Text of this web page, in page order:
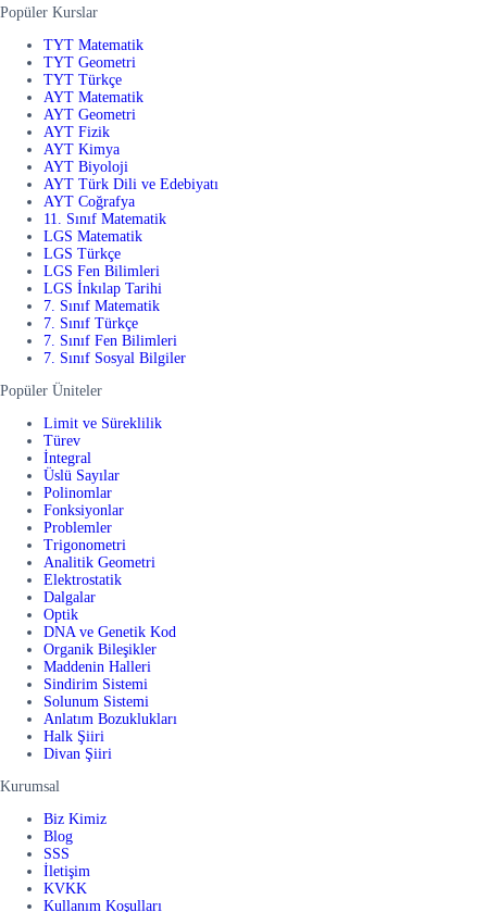
Popüler Kurslar
TYT Matematik
TYT Geometri
TYT Türkçe
AYT Matematik
AYT Geometri
AYT Fizik
AYT Kimya
AYT Biyoloji
AYT Türk Dili ve Edebiyatı
AYT Coğrafya
11. Sınıf Matematik
LGS Matematik
LGS Türkçe
LGS Fen Bilimleri
LGS İnkılap Tarihi
7. Sınıf Matematik
7. Sınıf Türkçe
7. Sınıf Fen Bilimleri
7. Sınıf Sosyal Bilgiler
Popüler Üniteler
Limit ve Süreklilik
Türev
İntegral
Üslü Sayılar
Polinomlar
Fonksiyonlar
Problemler
Trigonometri
Analitik Geometri
Elektrostatik
Dalgalar
Optik
DNA ve Genetik Kod
Organik Bileşikler
Maddenin Halleri
Sindirim Sistemi
Solunum Sistemi
Anlatım Bozuklukları
Halk Şiiri
Divan Şiiri
Kurumsal
Biz Kimiz
Blog
SSS
İletişim
KVKK
Kullanım Koşulları